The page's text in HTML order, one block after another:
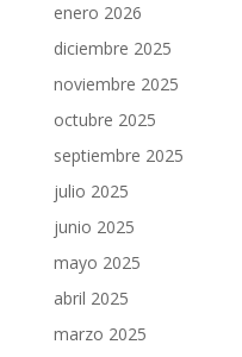
enero 2026
diciembre 2025
noviembre 2025
octubre 2025
septiembre 2025
julio 2025
junio 2025
mayo 2025
abril 2025
marzo 2025